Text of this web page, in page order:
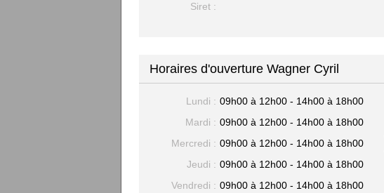
Siret :
Horaires d'ouverture Wagner Cyril
Lundi : 09h00 à 12h00 - 14h00 à 18h00
Mardi : 09h00 à 12h00 - 14h00 à 18h00
Mercredi : 09h00 à 12h00 - 14h00 à 18h00
Jeudi : 09h00 à 12h00 - 14h00 à 18h00
Vendredi : 09h00 à 12h00 - 14h00 à 18h00